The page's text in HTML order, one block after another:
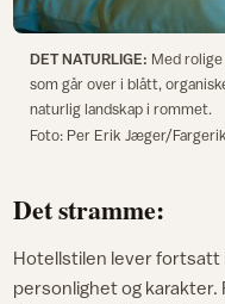
DET NATURLIGE: Med
som går over i blått,
naturlig landskap i rommet.
Foto: Per Erik Jæger/
Det stramme:
Hotellstilen lever fortsatt
personlighet og karakter.